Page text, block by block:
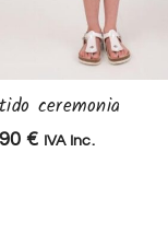
ceremonia
€ IVA Inc.